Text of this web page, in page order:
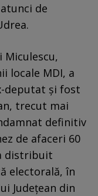
de
locale MDI, a
deputat și fost
trecut mai
definitiv
de afaceri 60
distribuit
electorală, în
Județean din